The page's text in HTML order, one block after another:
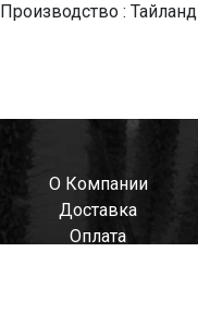
Производство : Тайланд
О Компании
Доставка
Оплата